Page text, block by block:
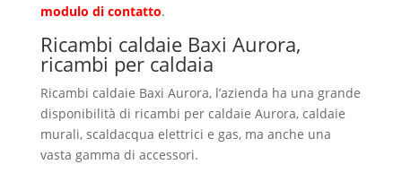
modulo di contatto.
Ricambi caldaie Baxi Aurora,
ricambi per caldaia
Ricambi caldaie Baxi Aurora, l’azienda ha una grande
disponibilità di ricambi per caldaie Aurora, caldaie
murali, scaldacqua elettrici e gas, ma anche una
vasta gamma di accessori.